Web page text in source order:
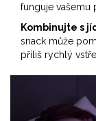
funguje vašemu
Kombinujte s
snack může
příliš rychlý